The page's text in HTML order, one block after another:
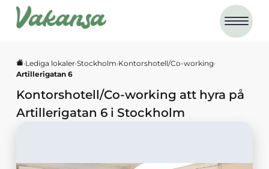
·Lediga lokaler·Stockholm·Kontorshotell/Co-working·
Artillerigatan 6
Kontorshotell/Co-working att hyra på
Artillerigatan 6 i Stockholm